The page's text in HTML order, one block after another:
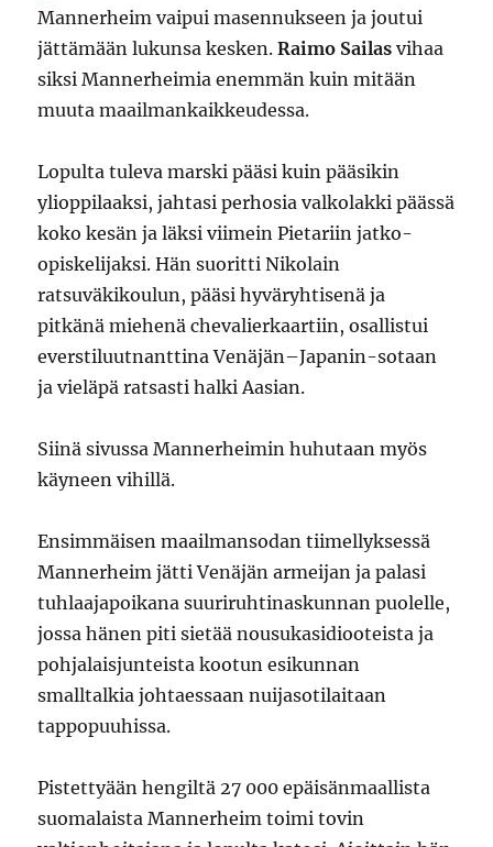
Mannerheim vaipui masennukseen ja joutui
jättämään lukunsa kesken.Raimo Sailas vihaa
siksi Mannerheimia enemmän kuin mitään
muuta maailmankaikkeudessa.
Lopulta tuleva marski pääsi kuin pääsikin
ylioppilaaksi, jahtasi perhosia valkolakki päässä
koko kesän ja läksi viimein Pietariin jatko-
opiskelijaksi. Hän suoritti Nikolain
ratsuväkikoulun, pääsi hyväryhtisenä ja
pitkänä miehenä chevalierkaartiin, osallistui
everstiluutnanttina Venäjän–Japanin-sotaan
ja vieläpä ratsasti halki Aasian.
Siinä sivussa Mannerheimin huhutaan myös
käyneen vihillä.
Ensimmäisen maailmansodan tiimellyksessä
Mannerheim jätti Venäjän armeijan ja palasi
tuhlaajapoikana suuriruhtinaskunnan puolelle,
jossa hänen piti sietää nousukasidiooteista ja
pohjalaisjunteista kootun esikunnan
smalltalkia johtaessaan nuijasotilaitaan
tappopuuhissa.
Pistettyään hengiltä 27 000 epäisänmaallista
suomalaista Mannerheim toimi tovin